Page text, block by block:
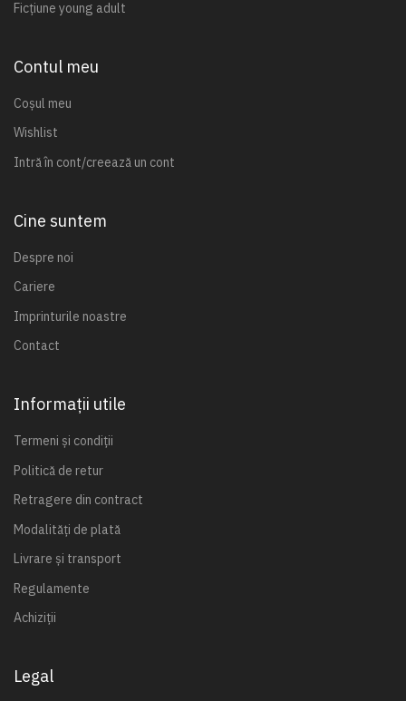
Ficțiune young adult
Contul meu
Coșul meu
Wishlist
Intră în cont/creează un cont
Cine suntem
Despre noi
Cariere
Imprinturile noastre
Contact
Informații utile
Termeni și condiții
Politică de retur
Retragere din contract
Modalități de plată
Livrare și transport
Regulamente
Achiziții
Legal